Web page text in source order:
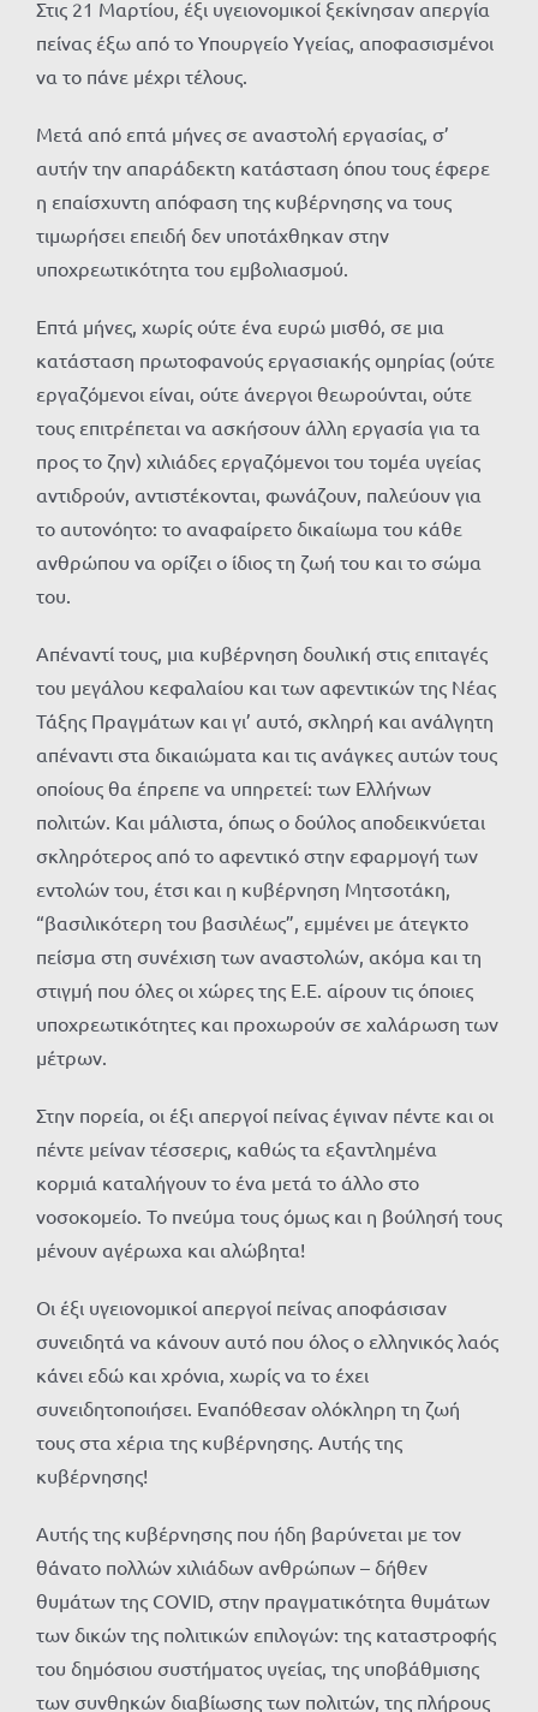
Στις 21 Μαρτίου, έξι υγειονομικοί ξεκίνησαν απεργία
πείνας έξω από το Υπουργείο Υγείας, αποφασισμένοι
να το πάνε μέχρι τέλους.
Μετά από επτά μήνες σε αναστολή εργασίας, σ’
αυτήν την απαράδεκτη κατάσταση όπου τους έφερε
η επαίσχυντη απόφαση της κυβέρνησης να τους
τιμωρήσει επειδή δεν υποτάχθηκαν στην
υποχρεωτικότητα του εμβολιασμού.
Επτά μήνες, χωρίς ούτε ένα ευρώ μισθό, σε μια
κατάσταση πρωτοφανούς εργασιακής ομηρίας (ούτε
εργαζόμενοι είναι, ούτε άνεργοι θεωρούνται, ούτε
τους επιτρέπεται να ασκήσουν άλλη εργασία για τα
προς το ζην) χιλιάδες εργαζόμενοι του τομέα υγείας
αντιδρούν, αντιστέκονται, φωνάζουν, παλεύουν για
το αυτονόητο: το αναφαίρετο δικαίωμα του κάθε
ανθρώπου να ορίζει ο ίδιος τη ζωή του και το σώμα
του.
Απέναντί τους, μια κυβέρνηση δουλική στις επιταγές
του μεγάλου κεφαλαίου και των αφεντικών της Νέας
Τάξης Πραγμάτων και γι’ αυτό, σκληρή και ανάλγητη
απέναντι στα δικαιώματα και τις ανάγκες αυτών τους
οποίους θα έπρεπε να υπηρετεί: των Ελλήνων
πολιτών. Και μάλιστα, όπως ο δούλος αποδεικνύεται
σκληρότερος από το αφεντικό στην εφαρμογή των
εντολών του, έτσι και η κυβέρνηση Μητσοτάκη,
“βασιλικότερη του βασιλέως”, εμμένει με άτεγκτο
πείσμα στη συνέχιση των αναστολών, ακόμα και τη
στιγμή που όλες οι χώρες της Ε.Ε. αίρουν τις όποιες
υποχρεωτικότητες και προχωρούν σε χαλάρωση των
μέτρων.
Στην πορεία, οι έξι απεργοί πείνας έγιναν πέντε και οι
πέντε μείναν τέσσερις, καθώς τα εξαντλημένα
κορμιά καταλήγουν το ένα μετά το άλλο στο
νοσοκομείο. Το πνεύμα τους όμως και η βούλησή τους
μένουν αγέρωχα και αλώβητα!
Οι έξι υγειονομικοί απεργοί πείνας αποφάσισαν
συνειδητά να κάνουν αυτό που όλος ο ελληνικός λαός
κάνει εδώ και χρόνια, χωρίς να το έχει
συνειδητοποιήσει. Εναπόθεσαν ολόκληρη τη ζωή
τους στα χέρια της κυβέρνησης. Αυτής της
κυβέρνησης!
Αυτής της κυβέρνησης που ήδη βαρύνεται με τον
θάνατο πολλών χιλιάδων ανθρώπων – δήθεν
θυμάτων της COVID, στην πραγματικότητα θυμάτων
των δικών της πολιτικών επιλογών: της καταστροφής
του δημόσιου συστήματος υγείας, της υποβάθμισης
των συνθηκών διαβίωσης των πολιτών, της πλήρους